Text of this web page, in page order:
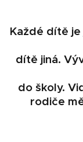
Každé dítě
dítě jiná.
do školy.
rodiče